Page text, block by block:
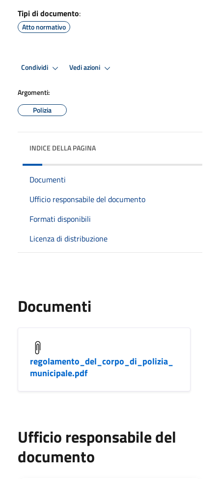
Tipi di documento:
Atto normativo
Condividi Vedi azioni
Argomenti:
Polizia
INDICE DELLA PAGINA
Documenti
Ufficio responsabile del documento
Formati disponibili
Licenza di distribuzione
Documenti
regolamento_del_corpo_di_polizia_
municipale.pdf
Ufficio responsabile del
documento